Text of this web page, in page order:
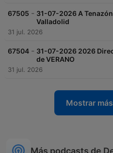
67505 - 31-07-2026 A
Valladolid
31 jul. 2026
67504 - 31-07-2026 2026
de VERANO
31 jul. 2026
Mostrar
Más podcasts de